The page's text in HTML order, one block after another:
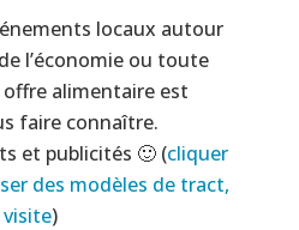
locaux autour
l’économie ou toute
alimentaire est
faire connaître.
et publicités 🙂 (cliquer
des modèles de tract,
)